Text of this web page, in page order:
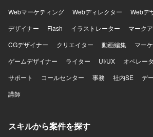
Webマーケティング
Webディレクター Webデ
デザイナー
Flash イラストレーター マーク
CGデザイナー
クリエイター 動画編集
マー
ゲームデザイナー
ライター UI/UX オペレー
サポート
コールセンター 事務 社内SE
デ
講師
スキルから案件を探す